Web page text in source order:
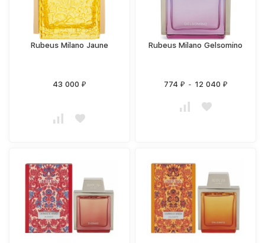
Rubeus Milano Jaune
43 000 ₽
Rubeus Milano Gelsomino
774 ₽ - 12 040 ₽